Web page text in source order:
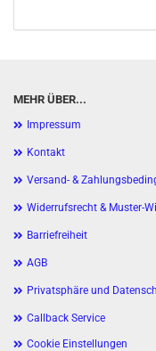
MEHR ÜBER...
Impressum
Kontakt
Versand- &
Widerrufsrecht & Muster-
Barriefreiheit
AGB
Privatsphäre und
Callback Service
Cookie Einstellungen